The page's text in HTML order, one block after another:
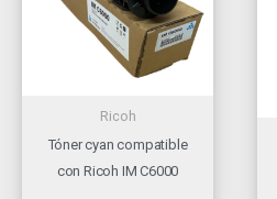
Ricoh
Tóner cyan compatible
con Ricoh IM C6000